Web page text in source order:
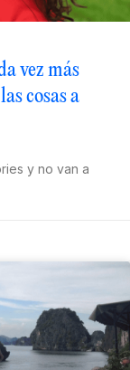
vez más
cosas a
y no van a